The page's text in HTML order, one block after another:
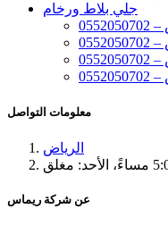
جلي بلاط ورخام
معلومات التواصل
الرياض
عن شركة ريماس